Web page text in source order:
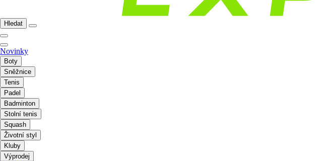
Hledat
Novinky
Boty
Sněžnice
Tenis
Padel
Badminton
Stolní tenis
Squash
Životní styl
Kluby
Výprodej